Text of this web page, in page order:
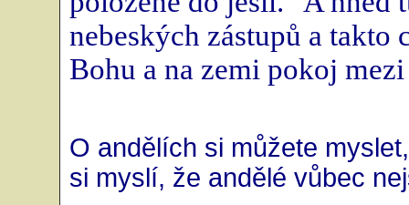
nebeských zástupů a takto
Bohu a na zemi pokoj
O andělích si můžete
si myslí, že andělé vůbec